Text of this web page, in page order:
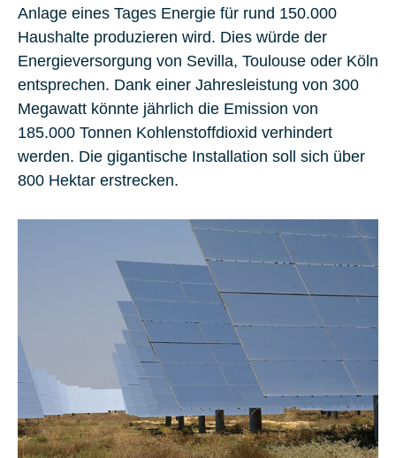
Anlage eines Tages Energie für rund 150.000
Haushalte produzieren wird. Dies würde der
Energieversorgung von Sevilla, Toulouse oder Köln
entsprechen. Dank einer Jahresleistung von 300
Megawatt könnte jährlich die Emission von
185.000 Tonnen Kohlenstoffdioxid verhindert
werden. Die gigantische Installation soll sich über
800 Hektar erstrecken.